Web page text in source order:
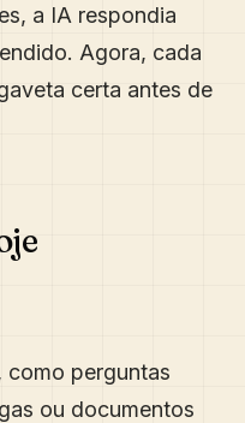
a IA respondia
Agora, cada
certa antes de
como perguntas
ou documentos